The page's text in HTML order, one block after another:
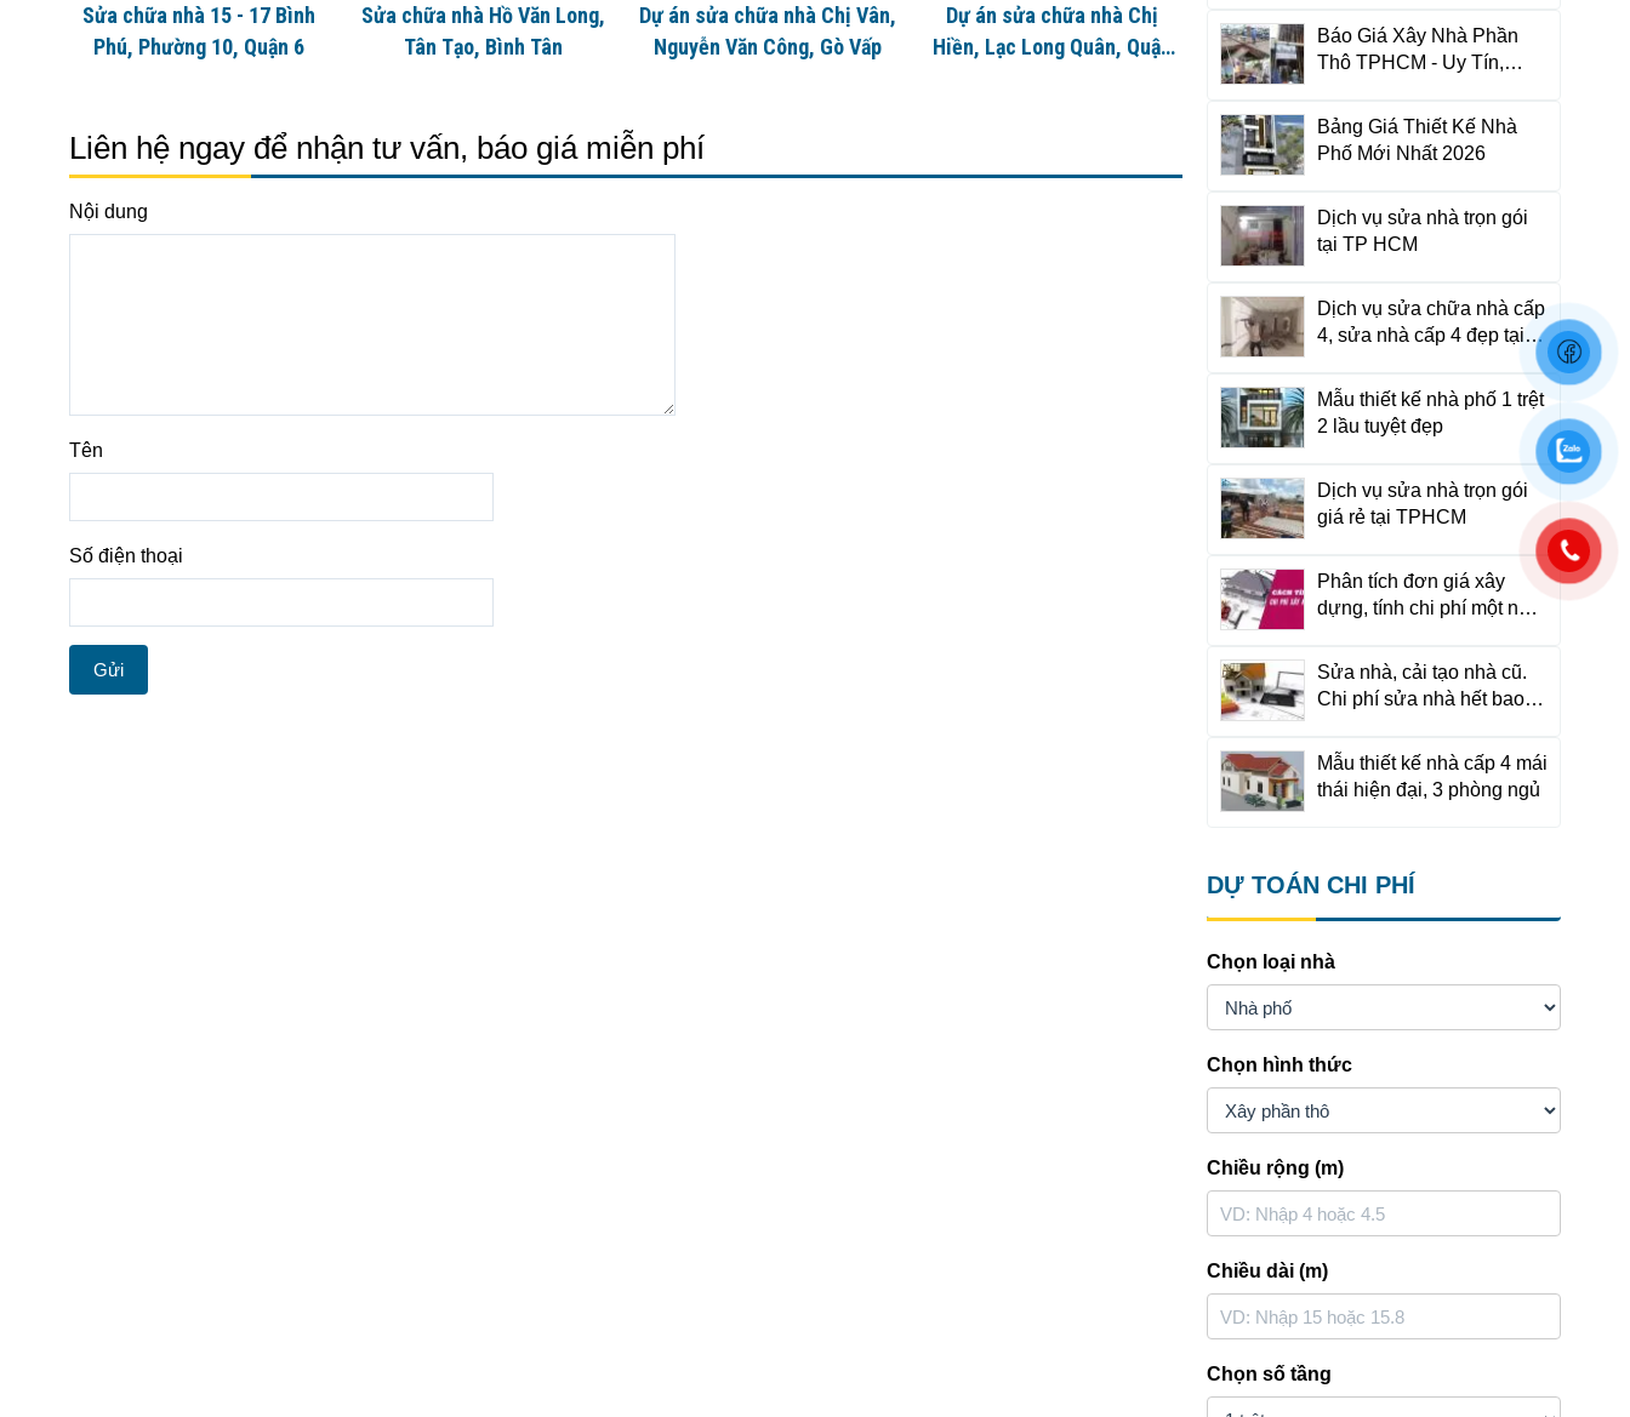
Sửa chữa nhà 15 - 17 Bình
Phú, Phường 10, Quận 6
Sửa chữa nhà Hồ Văn Long,
Tân Tạo, Bình Tân
Dự án sửa chữa nhà Chị Vân,
Nguyễn Văn Công, Gò Vấp
Dự án sửa chữa nhà Chị
Hiền, Lạc Long Quân, Quận
Liên hệ ngay để nhận tư vấn, báo giá miễn phí
Nội dung
Tên
Số điện thoại
Gửi
Báo Giá Xây Nhà Phần
Thô TPHCM - Uy Tín,
Bảng Giá Thiết Kế Nhà
Phố Mới Nhất 2026
Dịch vụ sửa nhà trọn gói
tại TP HCM
Dịch vụ sửa chữa nhà cấp
4, sửa nhà cấp 4 đẹp tại
Mẫu thiết kế nhà phố 1 trệt
2 lầu tuyệt đẹp
Dịch vụ sửa nhà trọn gói
giá rẻ tại TPHCM
Phân tích đơn giá xây
dựng, tính chi phí một ngôi
Sửa nhà, cải tạo nhà cũ.
Chi phí sửa nhà hết bao
Mẫu thiết kế nhà cấp 4 mái
thái hiện đại, 3 phòng ngủ
DỰ TOÁN CHI PHÍ
Chọn loại nhà
Chọn hình thức
Chiều rộng (m)
Chiều dài (m)
Chọn số tầng